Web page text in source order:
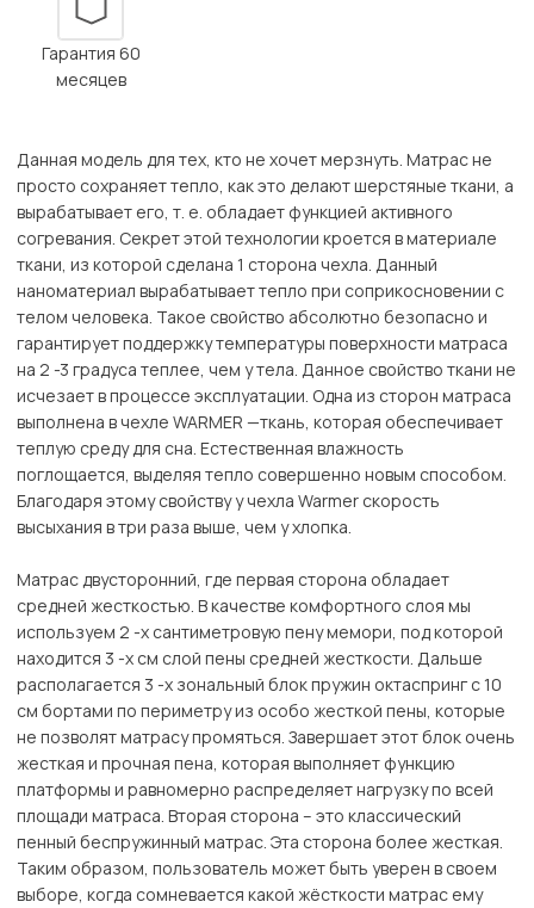
Гарантия 60
месяцев
Данная модель для тех, кто не хочет мерзнуть. Матрас не
просто сохраняет тепло, как это делают шерстяные ткани, а
вырабатывает его, т. е. обладает функцией активного
согревания. Секрет этой технологии кроется в материале
ткани, из которой сделана 1 сторона чехла. Данный
наноматериал вырабатывает тепло при соприкосновении с
телом человека. Такое свойство абсолютно безопасно и
гарантирует поддержку температуры поверхности матраса
на 2 -3 градуса теплее, чем у тела. Данное свойство ткани не
исчезает в процессе эксплуатации. Одна из сторон матраса
выполнена в чехле WARMER —ткань, которая обеспечивает
теплую среду для сна. Естественная влажность
поглощается, выделяя тепло совершенно новым способом.
Благодаря этому свойству у чехла Warmer скорость
высыхания в три раза выше, чем у хлопка.
Матрас двусторонний, где первая сторона обладает
средней жесткостью. В качестве комфортного слоя мы
используем 2 -х сантиметровую пену мемори, под которой
находится 3 -х см слой пены средней жесткости. Дальше
располагается 3 -х зональный блок пружин октаспринг с 10
см бортами по периметру из особо жесткой пены, которые
не позволят матрасу промяться. Завершает этот блок очень
жесткая и прочная пена, которая выполняет функцию
платформы и равномерно распределяет нагрузку по всей
площади матраса. Вторая сторона – это классический
пенный беспружинный матрас. Эта сторона более жесткая.
Таким образом, пользователь может быть уверен в своем
выборе, когда сомневается какой жёсткости матрас ему